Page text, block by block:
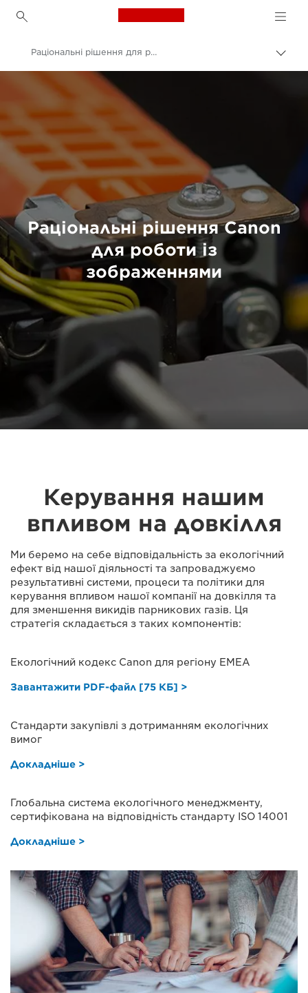
Canon Logo, back to
Раціональні рішення для роботи із зображеннями
Раціональні рішення Canon
для роботи із
зображеннями
Керування нашим
впливом на довкілля
Ми беремо на себе відповідальність за екологічний
ефект від нашої діяльності та запроваджуємо
результативні системи, процеси та політики для
керування впливом нашої компанії на довкілля та
для зменшення викидів парникових газів. Ця
стратегія складається з таких компонентів:
Екологічний кодекс Canon для регіону EMEA
Завантажити PDF-файл [75 КБ] >
Стандарти закупівлі з дотриманням екологічних
вимог
Докладніше >
Глобальна система екологічного менеджменту,
сертифікована на відповідність стандарту ISO 14001
Докладніше >